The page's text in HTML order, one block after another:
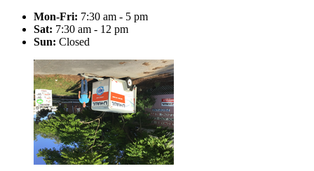
Mon-Fri: 7:30 am - 5 pm
Sat: 7:30 am - 12 pm
Sun: Closed